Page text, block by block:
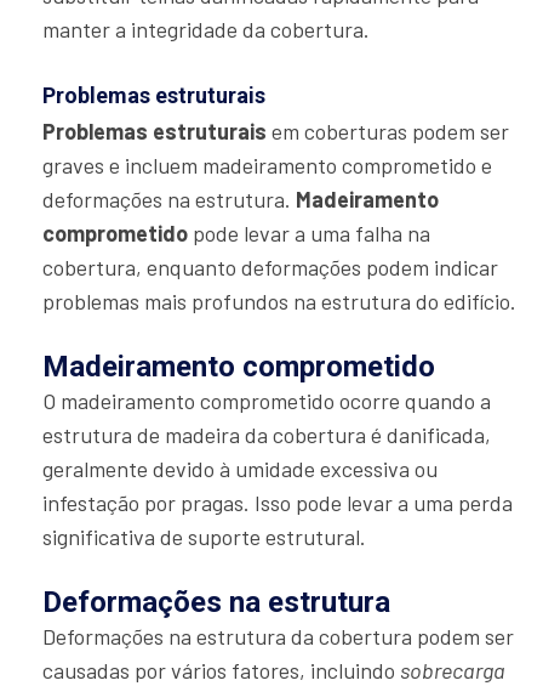
manter a integridade da cobertura.
Problemas estruturais
Problemas estruturais em coberturas podem ser
graves e incluem madeiramento comprometido e
deformações na estrutura. Madeiramento
comprometido pode levar a uma falha na
cobertura, enquanto deformações podem indicar
problemas mais profundos na estrutura do edifício.
Madeiramento comprometido
O madeiramento comprometido ocorre quando a
estrutura de madeira da cobertura é danificada,
geralmente devido à umidade excessiva ou
infestação por pragas. Isso pode levar a uma perda
significativa de suporte estrutural.
Deformações na estrutura
Deformações na estrutura da cobertura podem ser
causadas por vários fatores, incluindo sobrecarga